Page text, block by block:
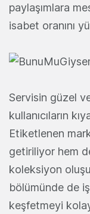
paylaşımlara
isabet oranını
Servisin güzel
kullanıcıların
Etiketlenen
getiriliyor hem
koleksiyon
bölümünde de
keşfetmeyi